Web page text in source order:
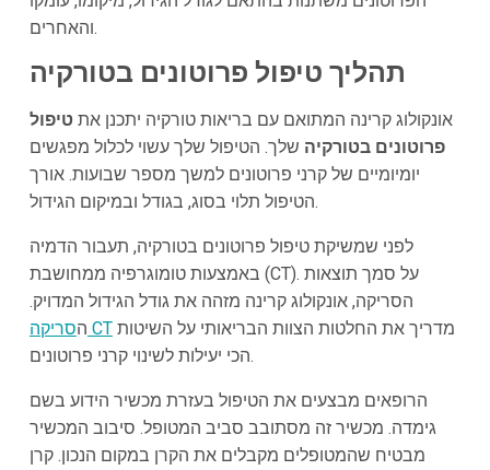
והאחרים.
תהליך טיפול פרוטונים בטורקיה
אונקולוג קרינה המתואם עם בריאות טורקיה יתכנן את טיפול
פרוטונים בטורקיה שלך. הטיפול שלך עשוי לכלול מפגשים
יומיומיים של קרני פרוטונים למשך מספר שבועות. אורך
הטיפול תלוי בסוג, בגודל ובמיקום הגידול.
לפני שמשיקת טיפול פרוטונים בטורקיה, תעבור הדמיה
באמצעות טומוגרפיה ממחושבת (CT). על סמך תוצאות
הסריקה, אונקולוג קרינה מזהה את גודל הגידול המדויק.
ה סריקה CTמדריך את החלטות הצוות הבריאותי על השיטות
הכי יעילות לשינוי קרני פרוטונים.
הרופאים מבצעים את הטיפול בעזרת מכשיר הידוע בשם
גימדה. מכשיר זה מסתובב סביב המטופל. סיבוב המכשיר
מבטיח שהמטופלים מקבלים את הקרן במקום הנכון. קרן